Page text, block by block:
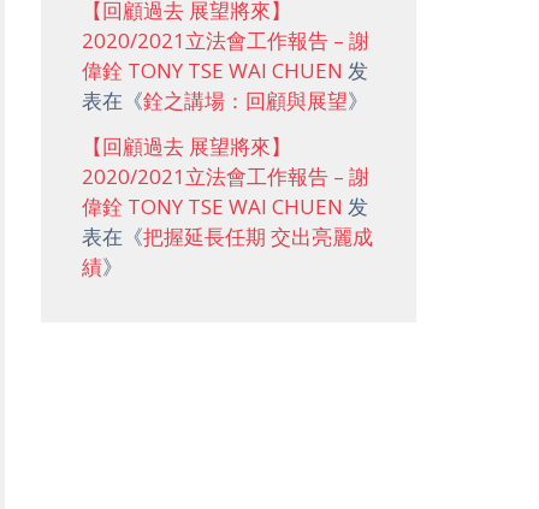
【回顧過去 展望將來】
2020/2021立法會工作報告 – 謝
偉銓 TONY TSE WAI CHUEN 发
表在《銓之講場：回顧與展望》
【回顧過去 展望將來】
2020/2021立法會工作報告 – 謝
偉銓 TONY TSE WAI CHUEN 发
表在《把握延長任期 交出亮麗成
績》